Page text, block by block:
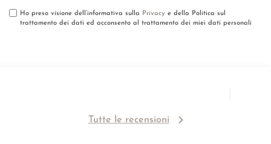
Ho preso visione dell’informativa sulla Privacy e della Politica sul
trattamento dei dati ed acconsento al trattamento dei miei dati personali
Tutte le recensioni